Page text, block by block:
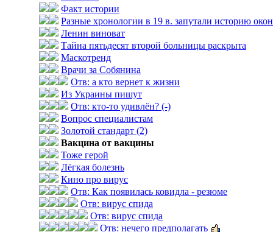
Факт истории
Разные хронологии в 19 в. запутали историю
Ленин виноват
Тайна пятьдесят второй больницы раскрыта
Маскотренд
Врачи за Собянина
Отв: а кто вернет к жизни
Из Украины пишут
Отв: кто-то удивлён? (-)
Вопрос специалистам
Золотой стандарт (2)
Вакцина от вакцины
Тоже герой
Лёгкая болезнь
Кино про вирус
Отв: Как появилась ковидла - резюме
Отв: вирус спида
Отв: вирус спида
Отв: нечего предполагать